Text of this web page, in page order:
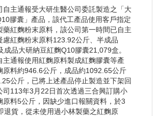
自主通報受大研生醫公司委託製造之「大
膠囊」產品，該代工產品使用客戶指定
藥紅麴粉末原料，該公司第一時間已自主
慮紅麴粉末原料123.92公斤、半成品
成品大研納豆紅麴Q10膠囊21,079盒。
主通報使用紅麴原料製成紅麴膠囊等產
原料約946.6公斤，成品約1092.65公斤
公斤，已將上述產品停止製造並下架回
司113年3月22日首次透過三合興訂購小
原料5公斤，因缺少進口報關資料，於3
退貨，從未使用過小林製藥之紅麴原